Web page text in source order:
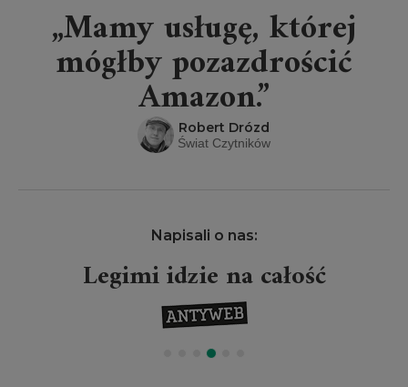
„Mamy usługę, której
mógłby pozazdrościć
Amazon.”
Robert Drózd
Świat Czytników
Napisali o nas:
Legimi idzie na całość